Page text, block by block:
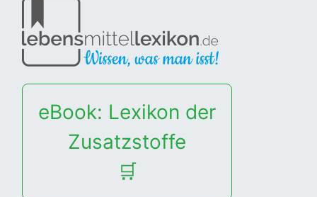
eBook: Lexikon der
Zusatzstoffe
🛒